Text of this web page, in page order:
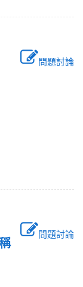
問題討論
問題討論